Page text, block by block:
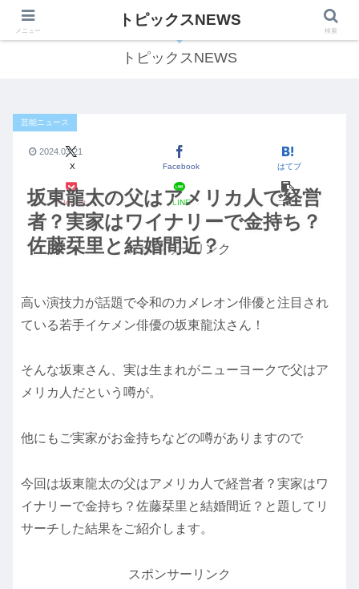
気になる話題をわかりやすくご紹介します！
トピックスNEWS
坂東龍太の父はアメリカ人で経営
者？実家はワイナリーで金持ち？
佐藤栞里と結婚間近？
芸能ニュース
X Facebook はてブ
Pocket LINE コピー
2024.03.21
スポンサーリンク
高い演技力が話題で令和のカメレオン俳優と注目され
ている若手イケメン俳優の坂東龍汰さん！
そんな坂東さん、実は生まれがニューヨークで父はア
メリカ人だという噂が。
他にもご実家がお金持ちなどの噂がありますので
今回は坂東龍太の父はアメリカ人で経営者？実家はワ
イナリーで金持ち？佐藤栞里と結婚間近？と題してリ
サーチした結果をご紹介します。
スポンサーリンク
メニュー
トピックスNEWS
検索